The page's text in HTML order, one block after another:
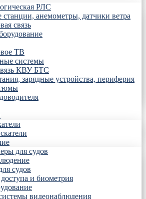
РЛС
анемометры, датчики ветра
связь
ТВ
системы
КВУ БТС
зарядные устройства, периферия
для судов
судов
и биометрия
видеонаблюдения